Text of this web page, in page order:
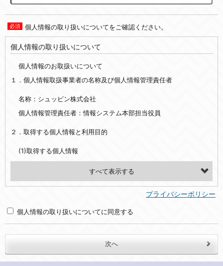
個人情報の取り扱いについてをご確認ください。
個人情報の取り扱いについて
個人情報のお取扱いについて
１．個人情報取扱事業者の名称及び個人情報管理責任者
名称：シュッピン株式会社
個人情報管理責任者：情報システム本部担当役員
２．取得する個人情報と利用目的
(1)取得する個人情報
(2)利用目的
・お問合せへの対応のため
プライバシーポリシー
個人情報の取り扱いについてに同意する